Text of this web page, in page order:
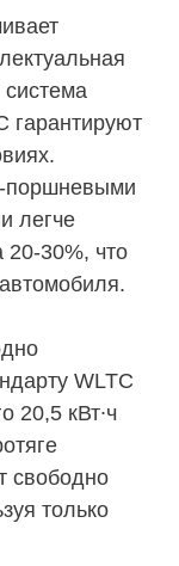
система
гарантируют
поршневыми
легче
20-30%, что
WLTC
20,5 кВт∙ч
свободно
только